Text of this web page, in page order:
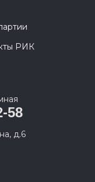
РИК
58
д.6